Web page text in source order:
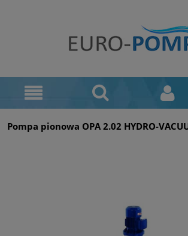
Pompa pionowa OPA 2.02 HYDRO-